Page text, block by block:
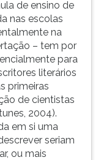
de ensino de
nas escolas
na
– tem por
para
literários
primeiras
de cientistas
2004).
em si uma
seriam
ou mais